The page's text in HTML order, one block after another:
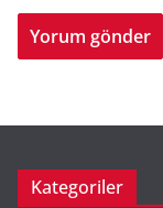
Kategoriler